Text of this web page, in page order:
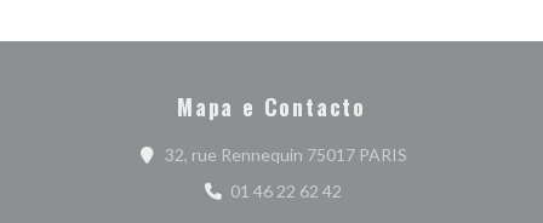
Mapa e Contacto
32, rue Rennequin 75017 PARIS((abre numa nova
01 46 22 62 42